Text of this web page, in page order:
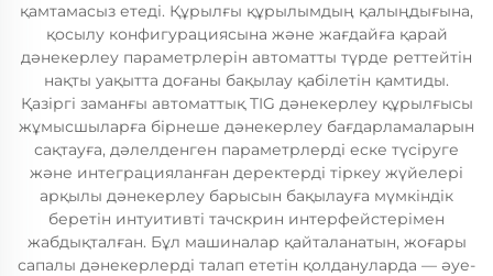
қамтамасыз етеді. Құрылғы құрылымдың қалыңдығына,
қосылу конфигурациясына және жағдайға қарай
дәнекерлеу параметрлерін автоматты түрде реттейтін
нақты уақытта доғаны бақылау қабілетін қамтиды.
Қазіргі заманғы автоматтық TIG дәнекерлеу құрылғысы
жұмысшыларға бірнеше дәнекерлеу бағдарламаларын
сақтауға, дәлелденген параметрлерді еске түсіруге
және интеграцияланған деректерді тіркеу жүйелері
арқылы дәнекерлеу барысын бақылауға мүмкіндік
беретін интуитивті тачскрин интерфейстерімен
жабдықталған. Бұл машиналар қайталанатын, жоғары
сапалы дәнекерлерді талап ететін қолдануларда — әуе-